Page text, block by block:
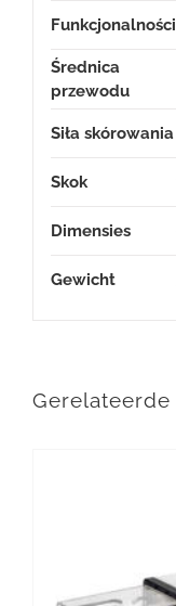
Funkcjonalności
Średnica
przewodu
Siła skórowania
Skok
Dimensies
Gewicht